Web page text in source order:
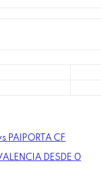
PAIPORTA CF
DESDE 0